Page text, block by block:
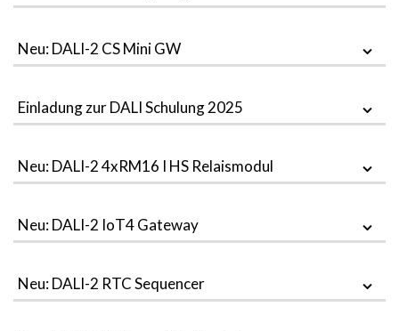
Neu: DALI-2 CS Mini GW
Einladung zur DALI Schulung 2025
Neu: DALI-2 4xRM16 I HS Relaismodul
Neu: DALI-2 IoT4 Gateway
Neu: DALI-2 RTC Sequencer